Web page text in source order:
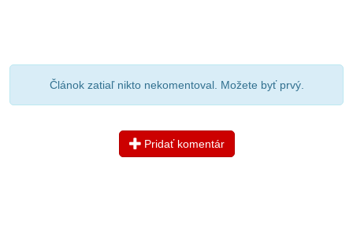
Článok zatiaľ nikto nekomentoval. Možete byť prvý.
Pridať komentár